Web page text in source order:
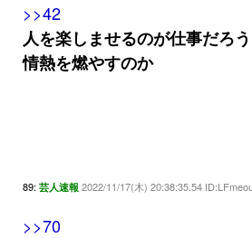
>>42
人を楽しませるのが仕事だろ
情熱を燃やすのか
89: 芸人速報 2022/11/17(木) 20:38:35.54
>>70